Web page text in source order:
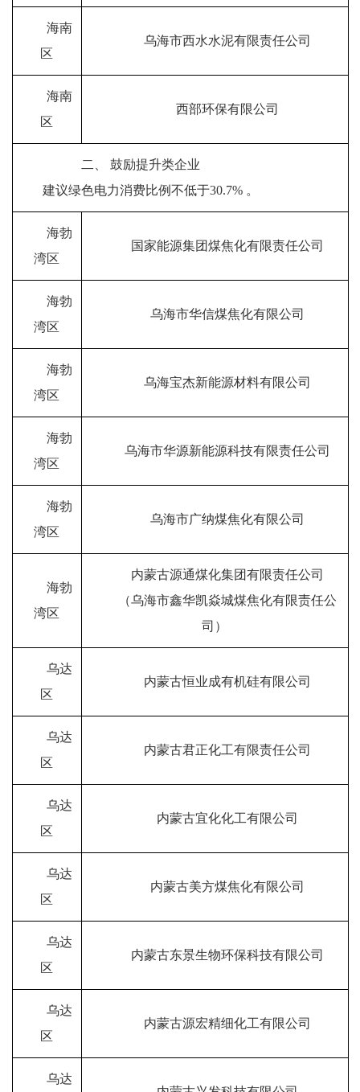
海南
区
乌海市西水水泥有限责任公司
海南
区
西部环保有限公司
二、 鼓励提升类企业
建议绿色电力消费比例不低于30.7% 。
海勃
湾区
国家能源集团煤焦化有限责任公司
海勃
湾区
乌海市华信煤焦化有限公司
海勃
湾区
乌海宝杰新能源材料有限公司
海勃
湾区
乌海市华源新能源科技有限责任公司
海勃
湾区
乌海市广纳煤焦化有限公司
海勃
湾区
内蒙古源通煤化集团有限责任公司
（乌海市鑫华凯焱城煤焦化有限责任公
司）
乌达
区
内蒙古恒业成有机硅有限公司
乌达
区
内蒙古君正化工有限责任公司
乌达
区
内蒙古宜化化工有限公司
乌达
区
内蒙古美方煤焦化有限公司
乌达
区
内蒙古东景生物环保科技有限公司
乌达
区
内蒙古源宏精细化工有限公司
乌达